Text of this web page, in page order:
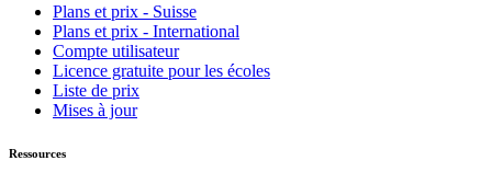
Plans et prix - Suisse
Plans et prix - International
Compte utilisateur
Licence gratuite pour les écoles
Liste de prix
Mises à jour
Ressources